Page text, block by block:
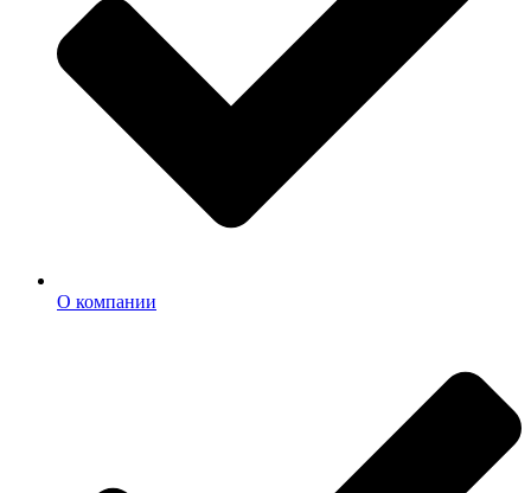
О компании